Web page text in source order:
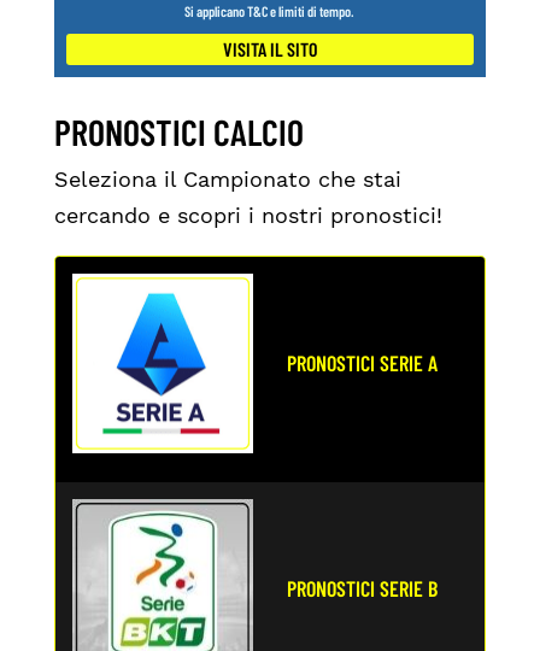
Si applicano T&C e limiti di tempo.
VISITA IL SITO
PRONOSTICI CALCIO
Seleziona il Campionato che stai
cercando e scopri i nostri pronostici!
PRONOSTICI SERIE A
PRONOSTICI SERIE B